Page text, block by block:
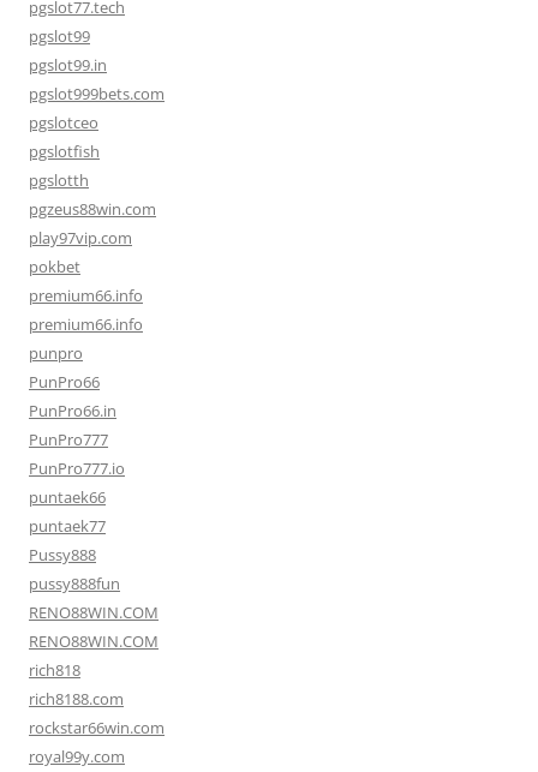
pgslot77.tech
pgslot99
pgslot99.in
pgslot999bets.com
pgslotceo
pgslotfish
pgslotth
pgzeus88win.com
play97vip.com
pokbet
premium66.info
premium66.info
punpro
PunPro66
PunPro66.in
PunPro777
PunPro777.io
puntaek66
puntaek77
Pussy888
pussy888fun
RENO88WIN.COM
RENO88WIN.COM
rich818
rich8188.com
rockstar66win.com
royal99y.com